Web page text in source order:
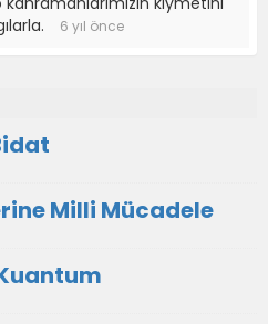
6 yıl önce
Milli Mücadele